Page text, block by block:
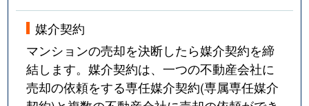
媒介契約
マンションの売却を決断したら媒介契約を締
結します。媒介契約は、一つの不動産会社に
売却の依頼をする専任媒介契約(専属専任媒介